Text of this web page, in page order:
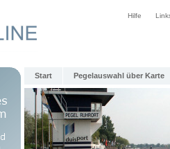
Hilfe
Start Pegelauswahl über Karte